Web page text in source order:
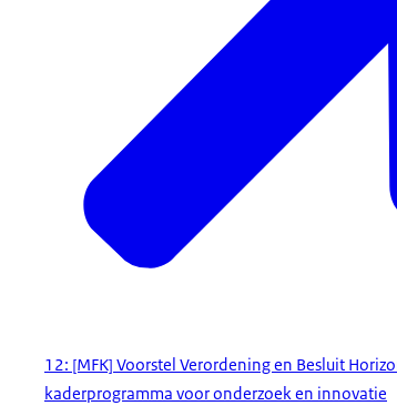
12: [MFK] Voorstel Verordening en Besluit
kaderprogramma voor onderzoek en innovatie